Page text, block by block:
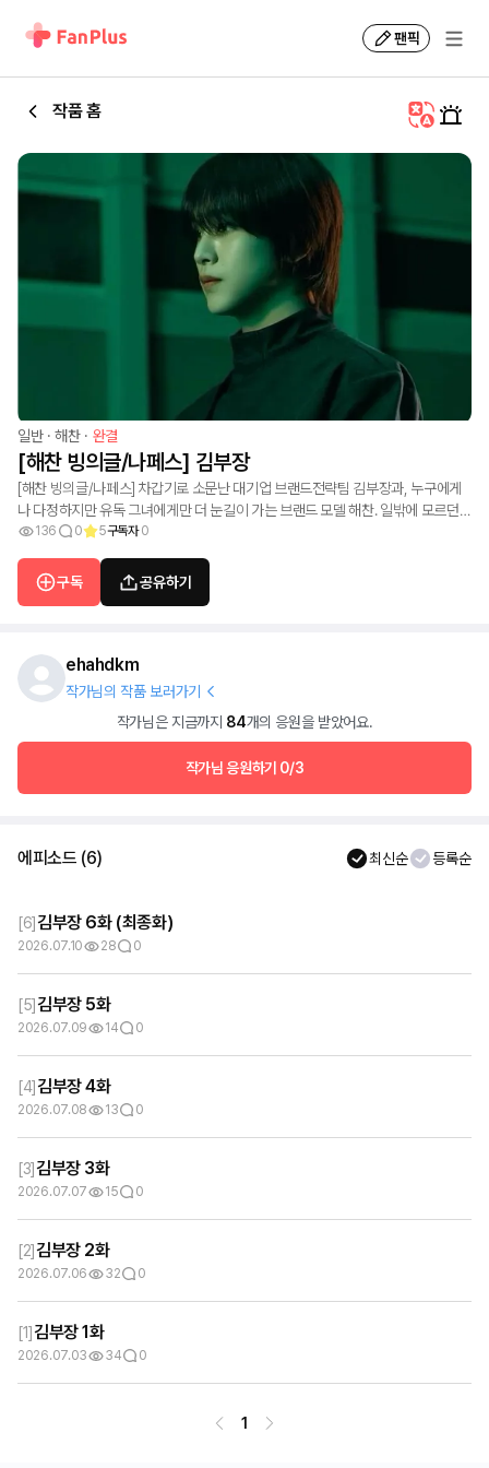
팬픽
작품 홈
일반·해찬· 완결
[해찬 빙의글/나페스] 김부장
[해찬 빙의글/나페스] 차갑기로 소문난 대기업 브랜드전략팀 김부장과, 누구에게
나 다정하지만 유독 그녀에게만 더 눈길이 가는 브랜드 모델 해찬. 일밖에 모르던
그녀의 일상에 해찬이 스며들기 시작하면서, 가장 안 맞을 것 같던 두 사람의 관계
136 0 5구독자 0
구독 공유하기
ehahdkm
작가님의 작품 보러가기
작가님은 지금까지 84개의 응원을 받았어요.
작가님 응원하기 0/3
에피소드 (6) 최신순 등록순
[6]김부장 6화 (최종화)
2026.07.10 28 0
[5]김부장 5화
2026.07.09 14 0
[4]김부장 4화
2026.07.08 13 0
[3]김부장 3화
2026.07.07 15 0
[2]김부장 2화
2026.07.06 32 0
[1]김부장 1화
2026.07.03 34 0
1